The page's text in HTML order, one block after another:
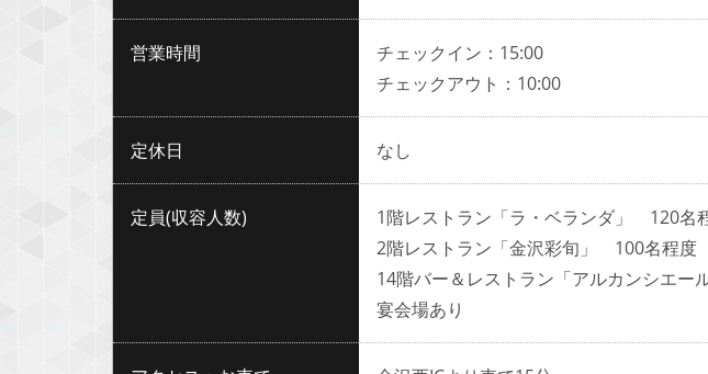
営業時間
チェックイン：15:00
チェックアウト：10:00
定休日 なし
定員(収容人数)
1階レストラン「ラ・ベランダ」 120名
2階レストラン「金沢彩旬」 100名程度
14階バー＆レストラン「アルカンシエ
宴会場あり